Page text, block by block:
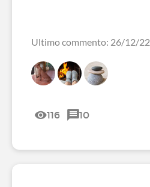
Ultimo commento: 26/12/22
116 10